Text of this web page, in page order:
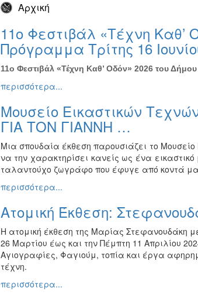
Αρχική
11ο Φεστιβάλ «Τέχνη Καθ’
Πρόγραμμα Τρίτης 16
11ο Φεστιβάλ «Τέχνη Καθ’ Οδόν» 2026 του
περισσότερα...
Μουσείο Εικαστικών
ΓΙΑ ΤΟΝ ΓΙΑΝΝΗ …
Μια σπουδαία έκθεση παρουσιάζει το
να την χαρακτηρίσει κανείς ως ένα
ταλαντούχο ζωγράφο που έφυγε από κοντά
περισσότερα...
Ατομική Έκθεση:
Η ατομική έκθεση της Μαρίας Στεφανουδάκη
26 Μαρτίου έως και την Πέμπτη 11 Απριλίου
Αγιογραφίες, Φαγιούμ, τοπία και έργα
τέχνη.
περισσότερα...